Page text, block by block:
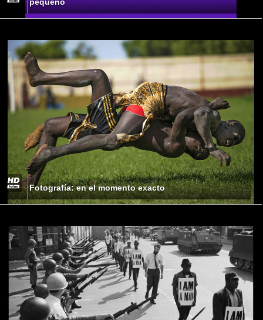
pequeño
Fotografía: en el momento exacto